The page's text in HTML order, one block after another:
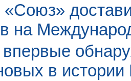
«Союз»
на
в